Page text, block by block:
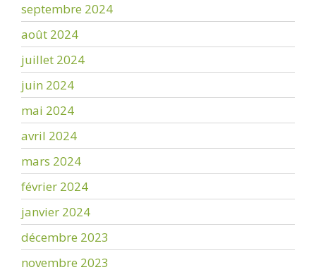
septembre 2024
août 2024
juillet 2024
juin 2024
mai 2024
avril 2024
mars 2024
février 2024
janvier 2024
décembre 2023
novembre 2023